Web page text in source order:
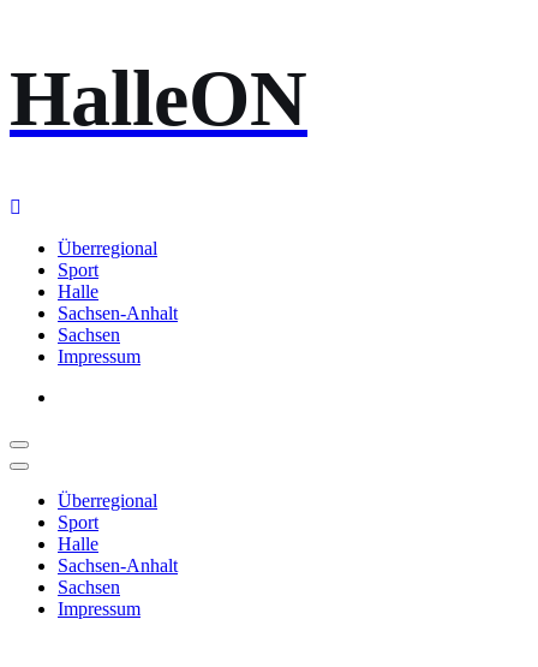
Inhalt
springen
HalleON
Überregional
Sport
Halle
Sachsen-Anhalt
Sachsen
Impressum
Überregional
Sport
Halle
Sachsen-Anhalt
Sachsen
Impressum